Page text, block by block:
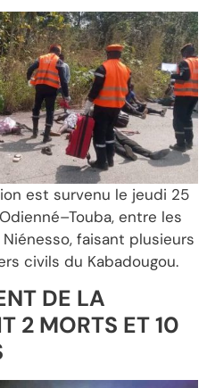
est survenu le jeudi 25
entre les
faisant plusieurs
civils du Kabadougou.
DE LA
2 MORTS ET 10